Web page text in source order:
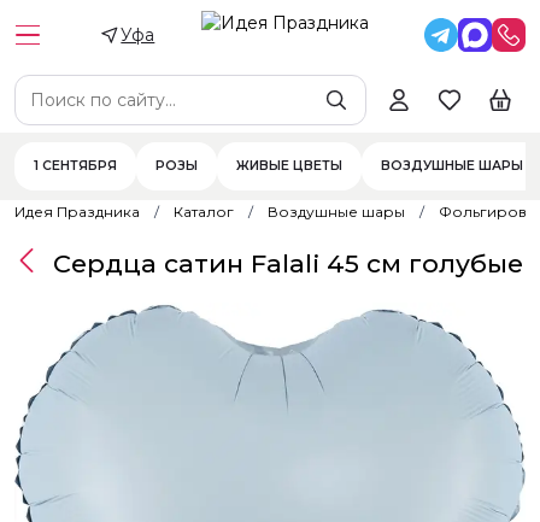
Уфа
1 СЕНТЯБРЯ РОЗЫ ЖИВЫЕ ЦВЕТЫ ВОЗДУШНЫЕ ШАРЫ
Идея Праздника Каталог Воздушные шары
Сердца сатин Falali 45 см голубые